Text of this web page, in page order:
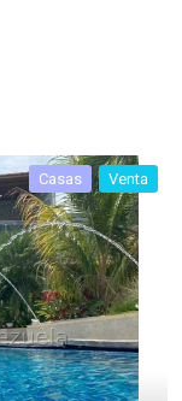
Casas Venta